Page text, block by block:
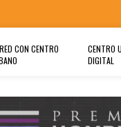
CON CENTRO
CENTRO
DIGITAL